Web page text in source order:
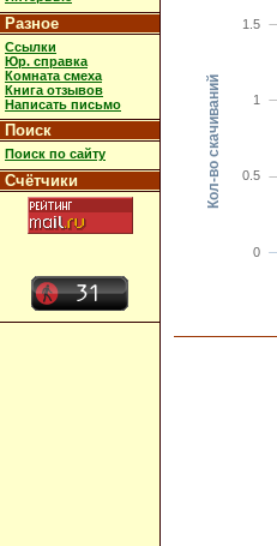
Разное
Ссылки
Юр. справка
Комната смеха
Книга отзывов
Написать письмо
Поиск
Поиск по сайту
Счётчики
0
0.5
1
1.5
Кол-во скачиваний